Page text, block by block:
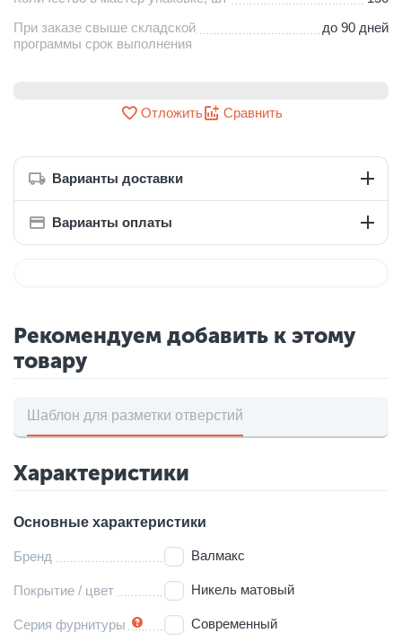
При заказе свыше складской
программы срок выполнения
до 90 дней
Отложить Сравнить
Варианты доставки
Варианты оплаты
Рекомендуем добавить к этому
товару
Шаблон для разметки отверстий
Характеристики
Основные характеристики
Бренд Валмакс
Покрытие / цвет Никель матовый
Серия фурнитуры Современный